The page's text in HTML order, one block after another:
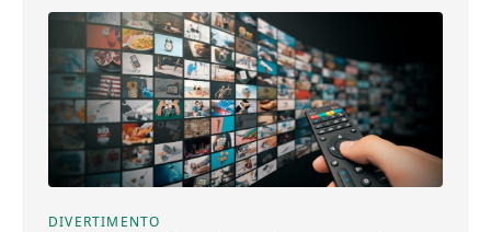
DIVERTIMENTO